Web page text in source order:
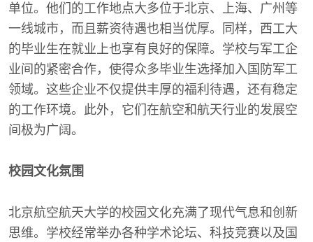
单位。他们的工作地点大多位于北京、上海、广州等
一线城市，而且薪资待遇也相当优厚。同样，西工大
的毕业生在就业上也享有良好的保障。学校与军工企
业间的紧密合作，使得众多毕业生选择加入国防军工
领域。这些企业不仅提供丰厚的福利待遇，还有稳定
的工作环境。此外，它们在航空和航天行业的发展空
间极为广阔。
校园文化氛围
北京航空航天大学的校园文化充满了现代气息和创新
思维。学校经常举办各种学术论坛、科技竞赛以及国